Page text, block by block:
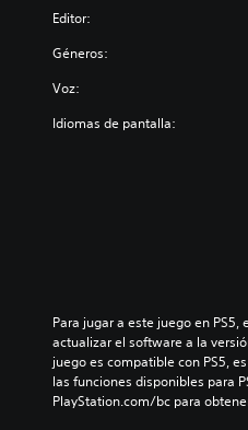
Editor:
Géneros:
Voz:
Idiomas de pantalla:
Para jugar a este juego en
actualizar el software a la
juego es compatible con PS5,
las funciones disponibles para
PlayStation.com/bc para